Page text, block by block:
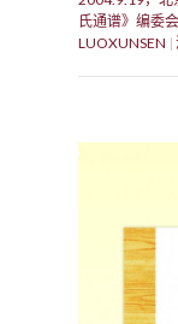
氏通谱》编委
LUOXUNSEN